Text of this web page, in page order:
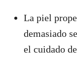
La piel
demasiado
el cuidado